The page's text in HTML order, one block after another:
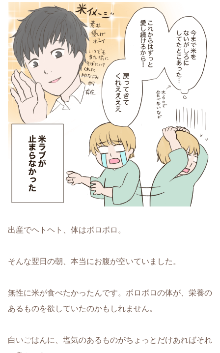
出産でヘトヘト、体はボロボロ。
そんな翌日の朝、本当にお腹が空いていました。
無性に米が食べたかったんです。ボロボロの体が、栄養の
あるものを欲していたのかもしれません。
白いごはんに、塩気のあるものがちょっとだけあればそれ